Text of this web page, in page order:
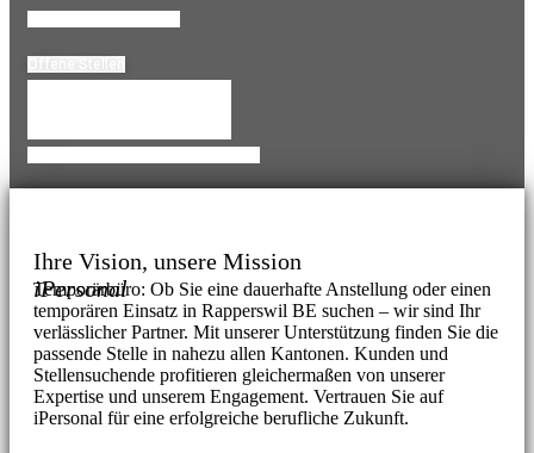
Ihre Vision, unsere Mission
iPersonal
Temporärbüro: Ob Sie eine dauerhafte Anstellung oder einen
temporären Einsatz in Rapperswil BE suchen – wir sind Ihr
verlässlicher Partner. Mit unserer Unterstützung finden Sie die
passende Stelle in nahezu allen Kantonen. Kunden und
Stellensuchende profitieren gleichermaßen von unserer
Expertise und unserem Engagement. Vertrauen Sie auf
iPersonal für eine erfolgreiche berufliche Zukunft.